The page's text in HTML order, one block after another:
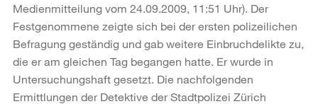
Medienmitteilung vom 24.09.2009, 11:51 Uhr). Der
Festgenommene zeigte sich bei der ersten polizeilichen
Befragung geständig und gab weitere Einbruchdelikte zu,
die er am gleichen Tag begangen hatte. Er wurde in
Untersuchungshaft gesetzt. Die nachfolgenden
Ermittlungen der Detektive der Stadtpolizei Zürich